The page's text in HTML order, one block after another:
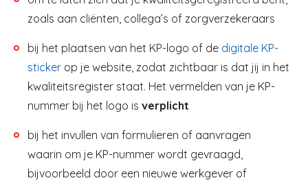
zoals aan cliënten, collega’s of zorgverzekeraars
bij het plaatsen van het KP-logo of de digitale KP-
sticker op je website, zodat zichtbaar is dat jij in het
kwaliteitsregister staat. Het vermelden van je KP-
nummer bij het logo is verplicht
bij het invullen van formulieren of aanvragen
waarin om je KP-nummer wordt gevraagd,
bijvoorbeeld door een nieuwe werkgever of